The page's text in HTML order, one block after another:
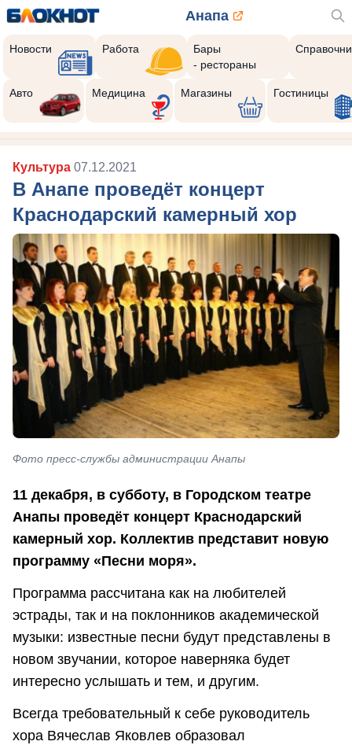
Анапа
Новости Работа
Бары
- рестораны
Авто Медицина Магазины Гостиницы
Культура 07.12.2021
В Анапе проведёт концерт
Краснодарский камерный хор
Фото пресс-службы администрации Анапы
11 декабря, в субботу, в Городском театре
Анапы проведёт концерт Краснодарский
камерный хор. Коллектив представит новую
программу «Песни моря».
Программа рассчитана как на любителей
эстрады, так и на поклонников академической
музыки: известные песни будут представлены в
новом звучании, которое наверняка будет
интересно услышать и тем, и другим.
Всегда требовательный к себе руководитель
хора Вячеслав Яковлев образовал